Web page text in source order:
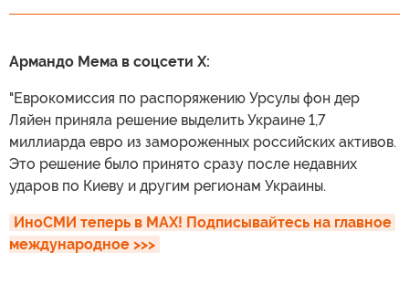
Армандо Мема в соцсети X:
"Еврокомиссия по распоряжению Урсулы фон дер
Ляйен приняла решение выделить Украине 1,7
миллиарда евро из замороженных российских активов.
Это решение было принято сразу после недавних
ударов по Киеву и другим регионам Украины.
ИноСМИ теперь в MAX! Подписывайтесь на главное
международное >>>